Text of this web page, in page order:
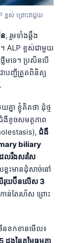
ពស់ ព្រោះវាជួយ
, រួមទាំងឆ្អឹង
ALP ខ្ពស់ជាមួយ
មទេ។ ប្រសិនបើ
ាបញ្ជីត្រួតពិនិត្យ
នា ខ្ញុំគិតថា ដុំថ្ម
ងឺខូចសមត្ថភាព
ជំងឺ
biliary
លរឹងសរសៃ
ខ្លះមានដុំសាច់នៅ
យប៊ីនលើស 3
ន់តែរហ័ស ព្រោះ
នខកខានមើល៖
ងនៃតម្លៃធម្មតា,